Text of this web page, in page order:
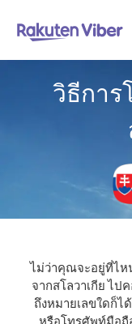
วิธีการ
ไม่ว่าคุณจะอยู่ที่ไห
จากสโลวาเกีย ไป
ถึงหมายเลขใดก็ไ